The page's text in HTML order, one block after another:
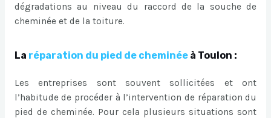
dégradations au niveau du raccord de la souche de
cheminée et de la toiture.
La réparation du pied de cheminéeà Toulon :
Les entreprises sont souvent sollicitées et ont
l’habitude de procéder à l’intervention de réparation du
pied de cheminée. Pour cela plusieurs situations sont